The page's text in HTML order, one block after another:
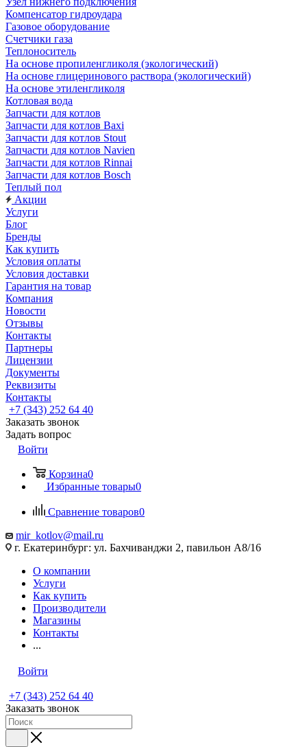
Компенсатор гидроудара
Газовое оборудование
Счетчики газа
Теплоноситель
На основе пропиленгликоля (экологический)
На основе глицеринового раствора (экологический)
На основе этиленгликоля
Котловая вода
Запчасти для котлов
Запчасти для котлов Baxi
Запчасти для котлов Stout
Запчасти для котлов Navien
Запчасти для котлов Rinnai
Запчасти для котлов Bosch
Теплый пол
Акции
Услуги
Блог
Бренды
Как купить
Условия оплаты
Условия доставки
Гарантия на товар
Компания
Новости
Отзывы
Контакты
Партнеры
Лицензии
Документы
Реквизиты
Контакты
+7 (343) 252 64 40
Заказать звонок
Задать вопрос
Войти
Корзина0
Избранные товары0
Сравнение товаров0
mir_kotlov@mail.ru
г. Екатеринбург: ул. Бахчиванджи 2, павильон А8/16
О компании
Услуги
Как купить
Производители
Магазины
Контакты
...
Войти
+7 (343) 252 64 40
Заказать звонок